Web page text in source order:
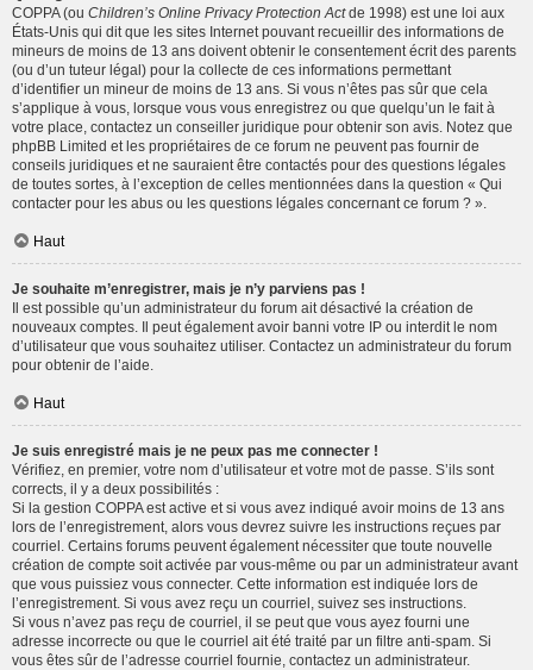
COPPA (ou Children’s Online Privacy Protection Actde 1998) est une loi aux
États-Unis qui dit que les sites Internet pouvant recueillir des informations de
mineurs de moins de 13 ans doivent obtenir le consentement écrit des parents
(ou d’un tuteur légal) pour la collecte de ces informations permettant
d’identifier un mineur de moins de 13 ans. Si vous n’êtes pas sûr que cela
s’applique à vous, lorsque vous vous enregistrez ou que quelqu’un le fait à
votre place, contactez un conseiller juridique pour obtenir son avis. Notez que
phpBB Limited et les propriétaires de ce forum ne peuvent pas fournir de
conseils juridiques et ne sauraient être contactés pour des questions légales
de toutes sortes, à l’exception de celles mentionnées dans la question « Qui
contacter pour les abus ou les questions légales concernant ce forum ? ».
Haut
Je souhaite m’enregistrer, mais je n’y parviens pas !
Il est possible qu’un administrateur du forum ait désactivé la création de
nouveaux comptes. Il peut également avoir banni votre IP ou interdit le nom
d’utilisateur que vous souhaitez utiliser. Contactez un administrateur du forum
pour obtenir de l’aide.
Haut
Je suis enregistré mais je ne peux pas me connecter !
Vérifiez, en premier, votre nom d’utilisateur et votre mot de passe. S’ils sont
corrects, il y a deux possibilités :
Si la gestion COPPA est active et si vous avez indiqué avoir moins de 13 ans
lors de l’enregistrement, alors vous devrez suivre les instructions reçues par
courriel. Certains forums peuvent également nécessiter que toute nouvelle
création de compte soit activée par vous-même ou par un administrateur avant
que vous puissiez vous connecter. Cette information est indiquée lors de
l’enregistrement. Si vous avez reçu un courriel, suivez ses instructions.
Si vous n’avez pas reçu de courriel, il se peut que vous ayez fourni une
adresse incorrecte ou que le courriel ait été traité par un filtre anti-spam. Si
vous êtes sûr de l’adresse courriel fournie, contactez un administrateur.